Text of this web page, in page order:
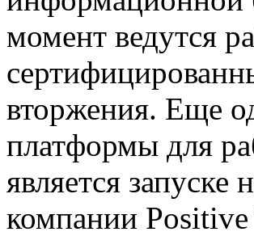
момент ведутся
вторжения. Еще
платформы для
является
компании